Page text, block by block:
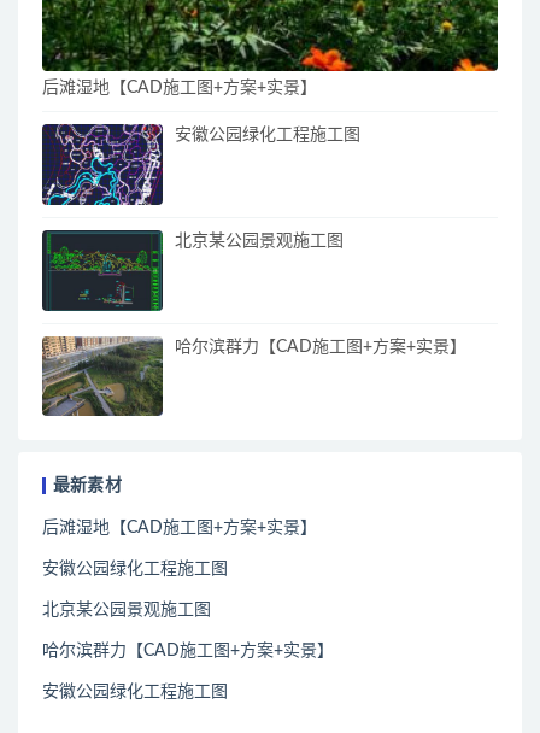
后滩湿地【CAD施工图+方案+实景】
安徽公园绿化工程施工图
北京某公园景观施工图
哈尔滨群力【CAD施工图+方案+实景】
最新素材
后滩湿地【CAD施工图+方案+实景】
安徽公园绿化工程施工图
北京某公园景观施工图
哈尔滨群力【CAD施工图+方案+实景】
安徽公园绿化工程施工图